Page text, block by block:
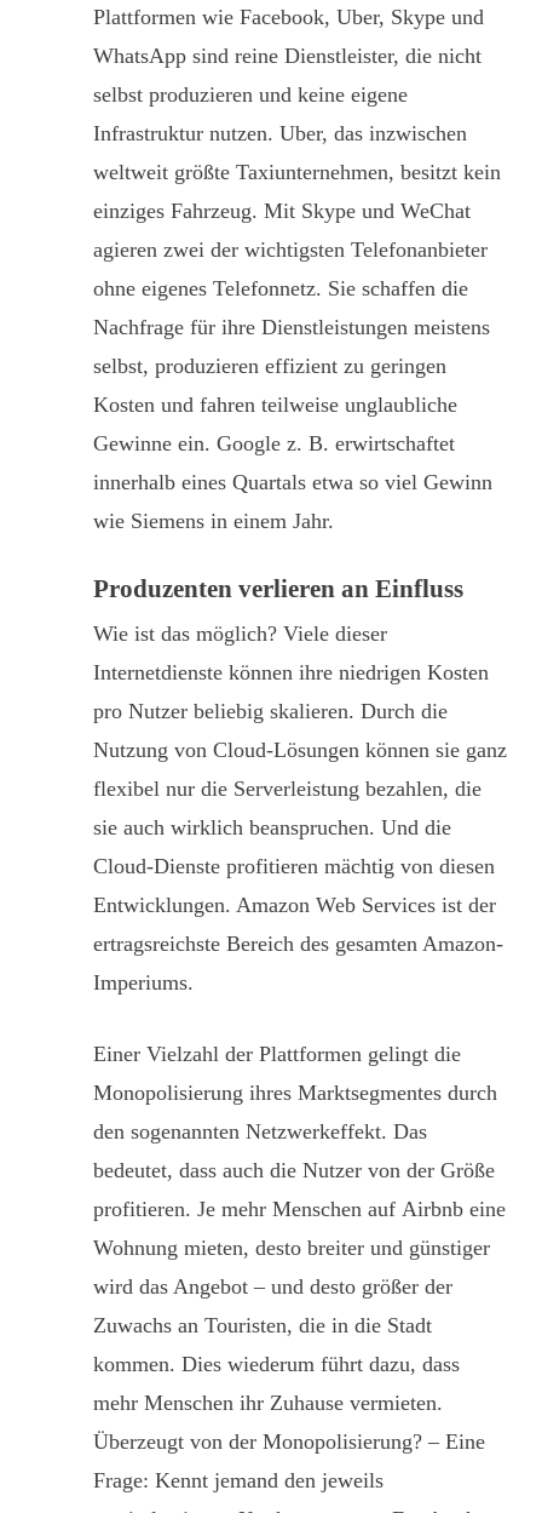
Plattformen wie Facebook, Uber, Skype und
WhatsApp sind reine Dienstleister, die nicht
selbst produzieren und keine eigene
Infrastruktur nutzen. Uber, das inzwischen
weltweit größte Taxiunternehmen, besitzt kein
einziges Fahrzeug. Mit Skype und WeChat
agieren zwei der wichtigsten Telefonanbieter
ohne eigenes Telefonnetz. Sie schaffen die
Nachfrage für ihre Dienstleistungen meistens
selbst, produzieren effizient zu geringen
Kosten und fahren teilweise unglaubliche
Gewinne ein. Google z. B. erwirtschaftet
innerhalb eines Quartals etwa so viel Gewinn
wie Siemens in einem Jahr.
Produzenten verlieren an Einfluss
Wie ist das möglich? Viele dieser
Internetdienste können ihre niedrigen Kosten
pro Nutzer beliebig skalieren. Durch die
Nutzung von Cloud-Lösungen können sie ganz
flexibel nur die Serverleistung bezahlen, die
sie auch wirklich beanspruchen. Und die
Cloud-Dienste profitieren mächtig von diesen
Entwicklungen. Amazon Web Services ist der
ertragsreichste Bereich des gesamten Amazon-
Imperiums.
Einer Vielzahl der Plattformen gelingt die
Monopolisierung ihres Marktsegmentes durch
den sogenannten Netzwerkeffekt. Das
bedeutet, dass auch die Nutzer von der Größe
profitieren. Je mehr Menschen auf Airbnb eine
Wohnung mieten, desto breiter und günstiger
wird das Angebot – und desto größer der
Zuwachs an Touristen, die in die Stadt
kommen. Dies wiederum führt dazu, dass
mehr Menschen ihr Zuhause vermieten.
Überzeugt von der Monopolisierung? – Eine
Frage: Kennt jemand den jeweils